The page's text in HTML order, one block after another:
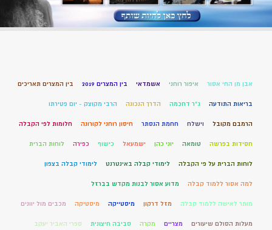
אבן מן החי אסור איפור רוחני אשמדאי בין המצרים 2019 בין המצרים תאריכים
בריאות התודעה ג"ר דחכמה הדרך הנכונה הרבי מקוצק - יום פטירתו
הרמבם מקובל וישלח חחמת הנסתר חיסון רוחני לקורונה חלומות לפי הקבלה
חסידות בפרשה טומאה יוני כהן ישמעאל כישוף כפירה לוחות הברית
לוחות הברית על פי הקבלה לימודי קבלה באינטרנט לימודי קבלה בצפון
למה אסור ללמוד קבלה מדוע אסור לבנות מקדש בברזל
מותר לאישה ללמוד קבלה מזל דרקון מיסטייקה מיסטיקה מכבים מול יוונים
מעלות הסולם שיעורים מצריים מקרה סביבה חיצונית ספרי האביר יעקב